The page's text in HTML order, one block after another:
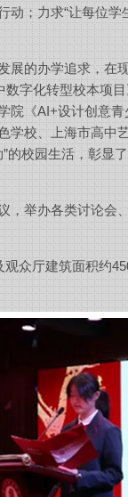
动；力求“让每位
展的办学追求，在
数字化转型校本项
院《AI+设计创意
校、上海市高中
的校园生活，彰显
，举办各类讨论会
观众厅建筑面积约